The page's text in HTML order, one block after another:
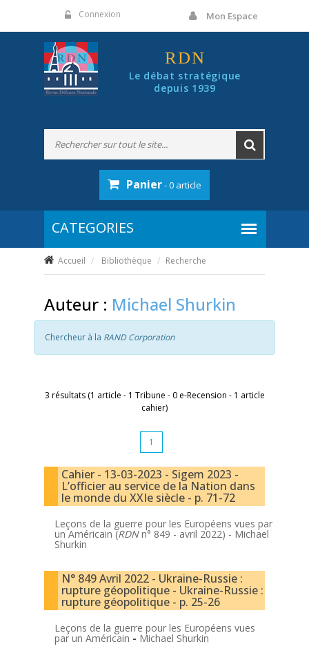
Connexion Mon Espace
RDN
Le débat stratégique
depuis 1939
Panier- 0 article
Accueil Bibliothèque Recherche
Auteur : Michael Shurkin
Chercheur à la RAND Corporation
3 résultats (1 article - 1 Tribune - 0 e-Recension - 1 article
cahier)
1
Cahier - 13-03-2023 - Sigem 2023 -
L’officier au service de la Nation dans
le monde du XXIe siècle - p. 71-72
Leçons de la guerre pour les Européens vues par
un Américain (RDNn° 849 - avril 2022) - Michael
Shurkin
N° 849 Avril 2022 - Ukraine-Russie :
rupture géopolitique - Ukraine-Russie :
rupture géopolitique - p. 25-26
Leçons de la guerre pour les Européens vues
par un Américain - Michael Shurkin